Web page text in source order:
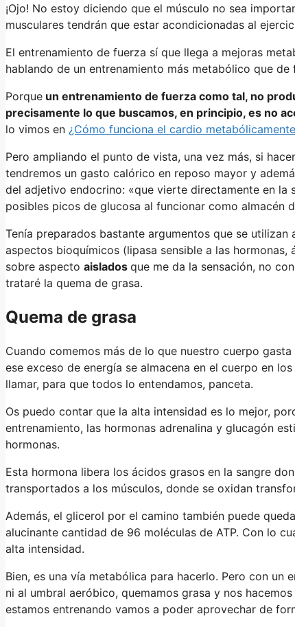
¡Ojo! No estoy diciendo que el músculo no sea
musculares tendrán que estar acondicionadas al
El entrenamiento de fuerza sí que llega a mejoras
hablando de un entrenamiento más metabólico que de
Porque un entrenamiento de fuerza como tal, no
precisamente lo que buscamos, en principio, es no
lo vimos en ¿Cómo funciona el cardio
Pero ampliando el punto de vista, una vez más, si
tendremos un gasto calórico en reposo mayor y
del adjetivo endocrino: «que vierte directamente en la
posibles picos de glucosa al funcionar como almacén
Tenía preparados bastante argumentos que se
aspectos bioquímicos (lipasa sensible a las
sobre aspecto aislados que me da la sensación, no
trataré la quema de grasa.
Quema de grasa
Cuando comemos más de lo que nuestro cuerpo
ese exceso de energía se almacena en el cuerpo en
llamar, para que todos lo entendamos, panceta.
Os puedo contar que la alta intensidad es lo mejor,
entrenamiento, las hormonas adrenalina y glucagón
hormonas.
Esta hormona libera los ácidos grasos en la sangre
transportados a los músculos, donde se oxidan
Además, el glicerol por el camino también puede
alucinante cantidad de 96 moléculas de ATP. Con lo
alta intensidad.
Bien, es una vía metabólica para hacerlo. Pero con
ni al umbral aeróbico, quemamos grasa y nos
estamos entrenando vamos a poder aprovechar de